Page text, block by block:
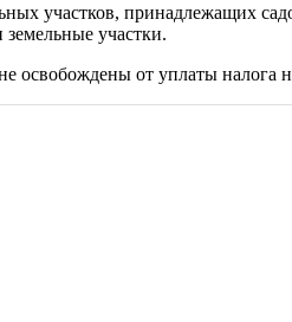
участков, принадлежащих
участки.
освобождены от уплаты налога